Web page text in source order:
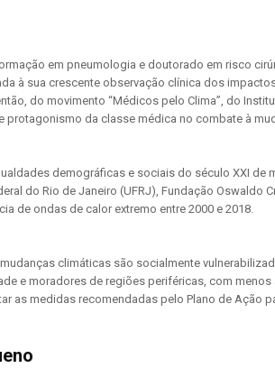
em pneumologia e doutorado em risco
à sua crescente observação clínica dos
do movimento “Médicos pelo Clima”, do
protagonismo da classe médica no combate à
demográficas e sociais do século XXI de
do Rio de Janeiro (UFRJ), Fundação Oswaldo
de ondas de calor extremo entre 2000 e 2018.
climáticas são socialmente
e moradores de regiões periféricas, com
as medidas recomendadas pelo Plano de Ação